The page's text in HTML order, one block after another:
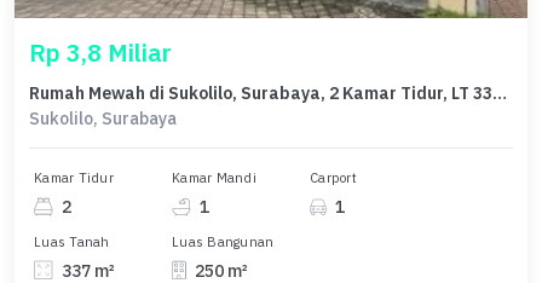
Rp 3,8 Miliar
Rumah Mewah di Sukolilo, Surabaya, 2 Kamar Tidur, LT 337m²
Sukolilo, Surabaya
Kamar Tidur
2
Kamar Mandi
1
Carport
1
Luas Tanah
337 m²
Luas Bangunan
250 m²